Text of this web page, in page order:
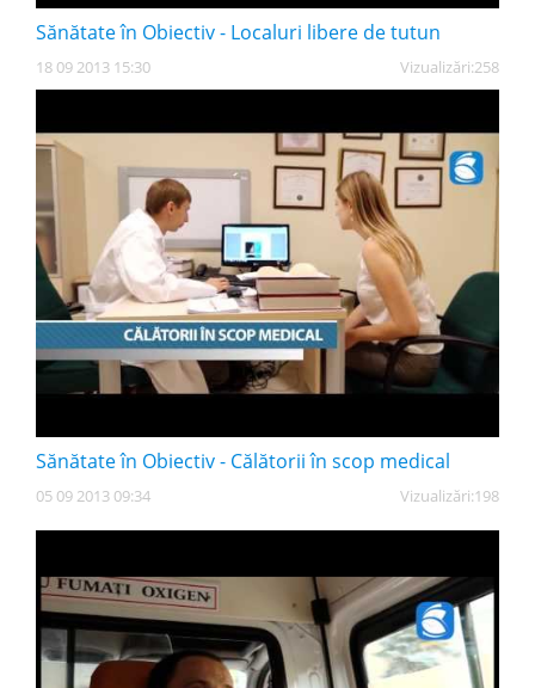
Sănătate în Obiectiv - Localuri libere de tutun
Vizualizări:258
18 09 2013 15:30
Sănătate în Obiectiv - Călătorii în scop medical
Vizualizări:198
05 09 2013 09:34